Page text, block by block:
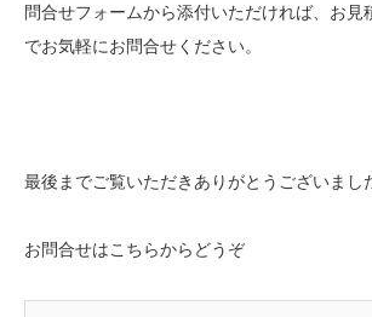
問合せフォームから添付いただければ、お見
でお気軽にお問合せください。
最後までご覧いただきありがとうございまし
お問合せはこちらからどうぞ